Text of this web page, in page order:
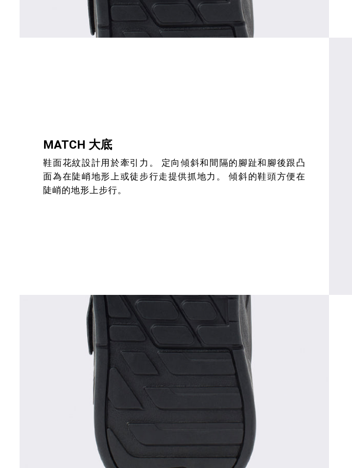
MATCH 大底
鞋面花紋設計用於牽引力。 定向傾斜和間隔的腳趾和腳後跟凸
面為在陡峭地形上或徒步行走提供抓地力。 傾斜的鞋頭方便在
陡峭的地形上步行。